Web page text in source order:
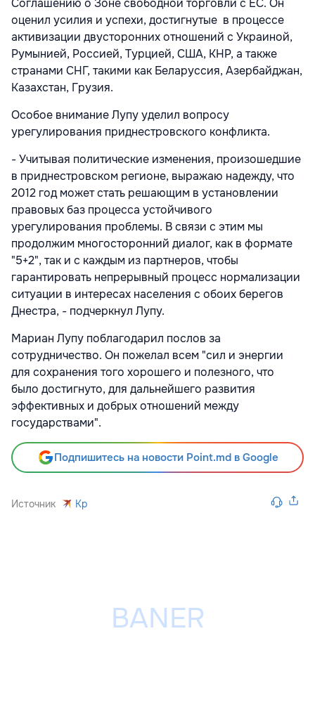
Соглашению о Зоне свободной торговли с ЕС. Он
оценил усилия и успехи, достигнутые в процессе
активизации двусторонних отношений с Украиной,
Румынией, Россией, Турцией, США, КНР, а также
странами СНГ, такими как Беларуссия, Азербайджан,
Казахстан, Грузия.
Особое внимание Лупу уделил вопросу
урегулирования приднестровского конфликта.
- Учитывая политические изменения, произошедшие
в приднестровском регионе, выражаю надежду, что
2012 год может стать решающим в установлении
правовых баз процесса устойчивого
урегулирования проблемы. В связи с этим мы
продолжим многосторонний диалог, как в формате
"5+2", так и с каждым из партнеров, чтобы
гарантировать непрерывный процесс нормализации
ситуации в интересах населения с обоих берегов
Днестра, - подчеркнул Лупу.
Мариан Лупу поблагодарил послов за
сотрудничество. Он пожелал всем "сил и энергии
для сохранения того хорошего и полезного, что
было достигнуто, для дальнейшего развития
эффективных и добрых отношений между
государствами".
Подпишитесь на новости Point.md в Google
Источник Kp